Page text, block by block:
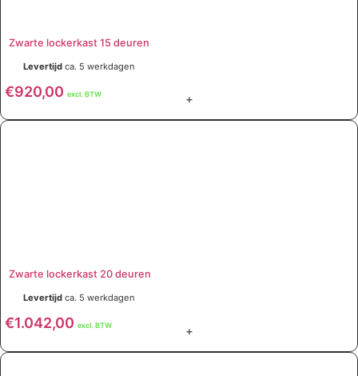
Zwarte lockerkast 15 deuren
Levertijdca. 5 werkdagen
€920,00 excl. BTW +
Zwarte lockerkast 20 deuren
Levertijdca. 5 werkdagen
€1.042,00 excl. BTW +